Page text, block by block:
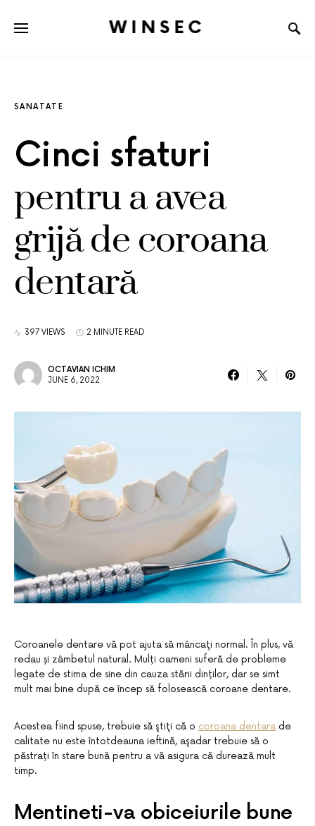
WINSEC
SANATATE
Cinci sfaturi
pentru a avea
grijă de coroana
dentară
397 VIEWS 2 MINUTE READ
OCTAVIAN ICHIM
JUNE 6, 2022
Coroanele dentare vă pot ajuta să mâncaţi normal. În plus, vă
redau și zâmbetul natural. Mulți oameni suferă de probleme
legate de stima de sine din cauza stării dinților, dar se simt
mult mai bine după ce încep să folosească coroane dentare.
Acestea fiind spuse, trebuie să ştiţi că o coroana dentara de
calitate nu este întotdeauna ieftină, aşadar trebuie să o
păstrați în stare bună pentru a vă asigura că durează mult
timp.
Mentineti-va obiceiurile bune